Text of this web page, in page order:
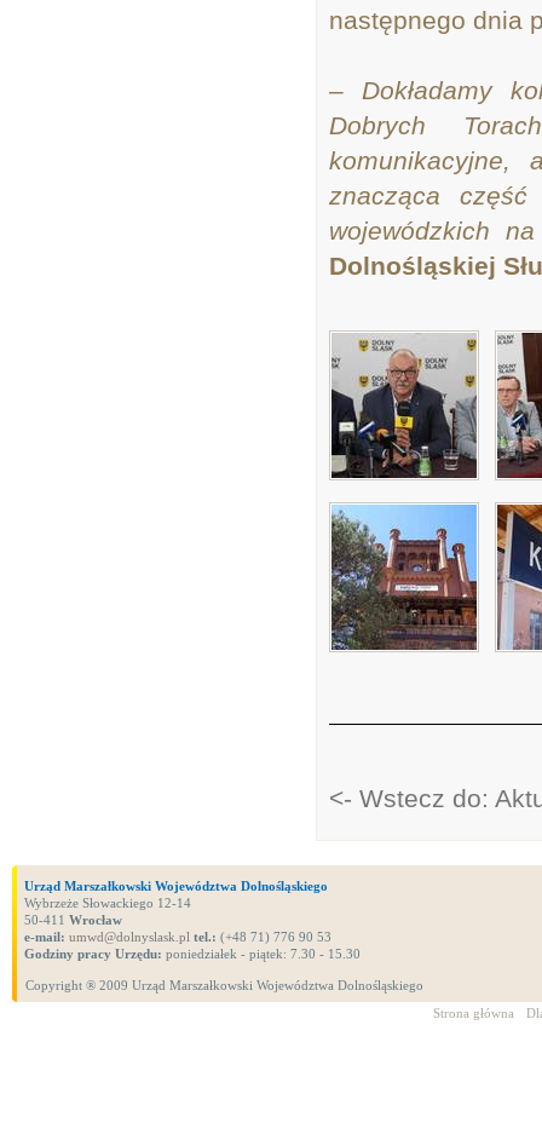
następnego dnia
– Dokładamy
Dobrych
komunikacyjne,
znacząca
wojewódzkich
Dolnośląskiej
<- Wstecz do:
Urząd Marszałkowski Województwa Dolnośląskiego
Wybrzeże Słowackiego 12-14
50-411 Wrocław
e-mail: umwd@dolnyslask.pl tel.: (+48 71) 776 90 53
Godziny pracy Urzędu: poniedziałek - piątek: 7.30 - 15.30
Copyright ® 2009 Urząd Marszałkowski Województwa Dolnośląskiego
Strona główna